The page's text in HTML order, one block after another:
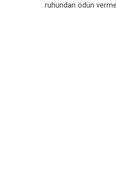
ruhundan ödün